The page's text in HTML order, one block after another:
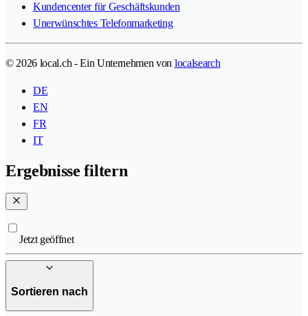
Kundencenter für Geschäftskunden
Unerwünschtes Telefonmarketing
© 2026 local.ch - Ein Unternehmen von localsearch
DE
EN
FR
IT
Ergebnisse filtern
Jetzt geöffnet
Sortieren nach